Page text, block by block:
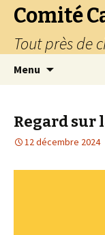
Comité
Tout près de
Menu
Regard sur
12 décembre 2024